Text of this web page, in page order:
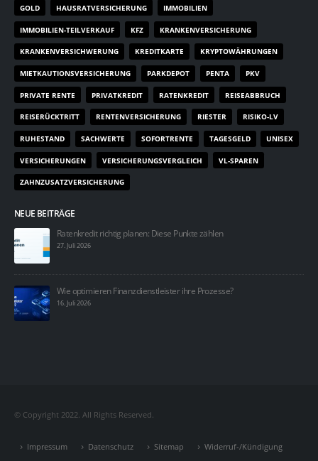
GOLD HAUSRATVERSICHERUNG IMMOBILIEN
IMMOBILIEN-TEILVERKAUF KFZ KRANKENVERSICHERUNG
KRANKENVERSICHWERUNG KREDITKARTE KRYPTOWÄHRUNGEN
MIETKAUTIONSVERSICHERUNG PARKDEPOT PENTA PKV
PRIVATE RENTE PRIVATKREDIT RATENKREDIT REISEABBRUCH
REISERÜCKTRITT RENTENVERSICHERUNG RIESTER RISIKO-LV
RUHESTAND SACHWERTE SOFORTRENTE TAGESGELD UNISEX
VERSICHERUNGEN VERSICHERUNGSVERGLEICH VL-SPAREN
ZAHNZUSATZVERSICHERUNG
NEUE BEITRÄGE
Ratenkredit richtig planen: Diese Punkte zählen
27. Juli 2026
Wie optimieren Finanzdienstleister ihre Prozesse?
16. Juli 2026
© Copyright 2022. All Rights Reserved.
Impressum Datenschutz Sitemap Widerruf-/Kündigung